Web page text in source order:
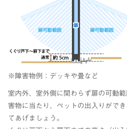
※障害物例：デッキや畳など
室内外、室外側に関わらず扉の可動
害物に当たり、ペットの出入りがで
てあげましょう。